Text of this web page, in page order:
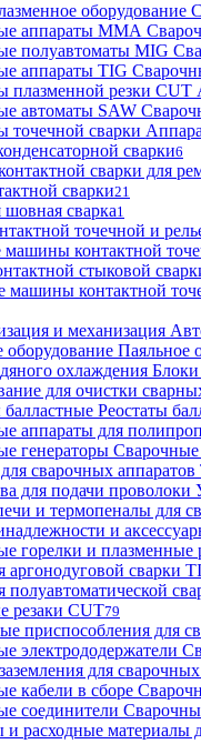
сварки6
сварки для
сварки21
шовная сварка1
точечной и
контактной
стыковой
машины контактной
Паяльное
Реостаты
Сварочные
аргонодуговой сварки
полуавтоматической
резаки CUT79
и расходные материалы